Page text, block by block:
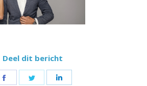
Deel dit bericht
Share
Share